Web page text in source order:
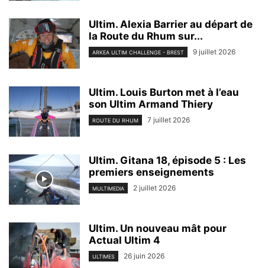
Ultim. Alexia Barrier au départ de
la Route du Rhum sur...
ARKEA ULTIM CHALLENGE - BREST 9 juillet 2026
Ultim. Louis Burton met à l’eau
son Ultim Armand Thiery
ROUTE DU RHUM 7 juillet 2026
Ultim. Gitana 18, épisode 5 : Les
premiers enseignements
MULTIMEDIA 2 juillet 2026
Ultim. Un nouveau mât pour
Actual Ultim 4
ULTIMES 26 juin 2026